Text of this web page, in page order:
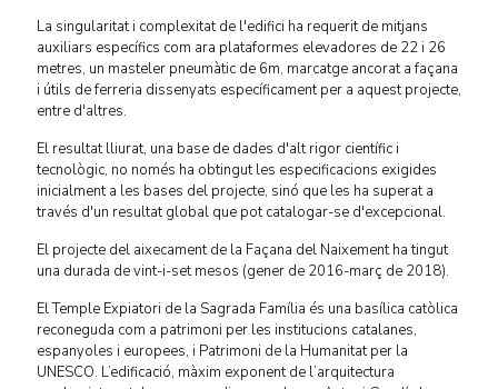
La singularitat i complexitat de l'edifici ha requerit de mitjans
auxiliars específics com ara plataformes elevadores de 22 i 26
metres, un masteler pneumàtic de 6m, marcatge ancorat a façana
i útils de ferreria dissenyats específicament per a aquest projecte,
entre d'altres.
El resultat lliurat, una base de dades d'alt rigor científic i
tecnològic, no només ha obtingut les especificacions exigides
inicialment a les bases del projecte, sinó que les ha superat a
través d'un resultat global que pot catalogar-se d'excepcional.
El projecte del aixecament de la Façana del Naixement ha tingut
una durada de vint-i-set mesos (gener de 2016-març de 2018).
El Temple Expiatori de la Sagrada Família és una basílica catòlica
reconeguda com a patrimoni per les institucions catalanes,
espanyoles i europees, i Patrimoni de la Humanitat per la
UNESCO. L’edificació, màxim exponent de l’arquitectura